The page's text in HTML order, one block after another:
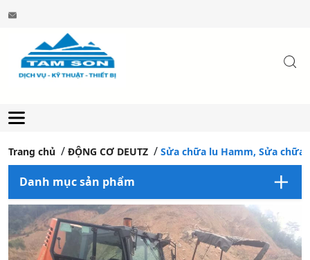
Trang chủ ĐỘNG CƠ DEUTZ Sửa chữa lu Hamm, Sửa chữa
Danh mục sản phẩm